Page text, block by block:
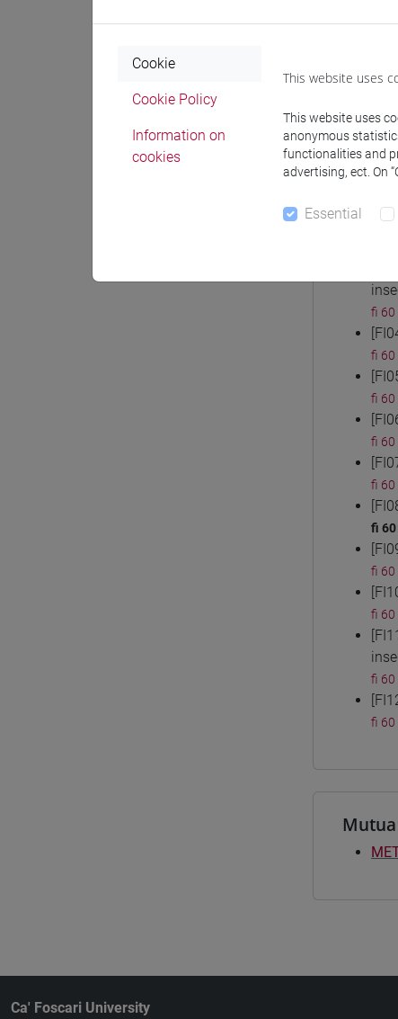
fi 60
fi 60
fi 60
fi 60
fi 60
fi 60
fi 60
fi 60
fi 60
fi 60
fi 60
Ca' Foscari University
Cookie
Cookie Policy
Information on
cookies
This website uses
This website uses
anonymous
functionalities and
advertising, ect. On
Essential